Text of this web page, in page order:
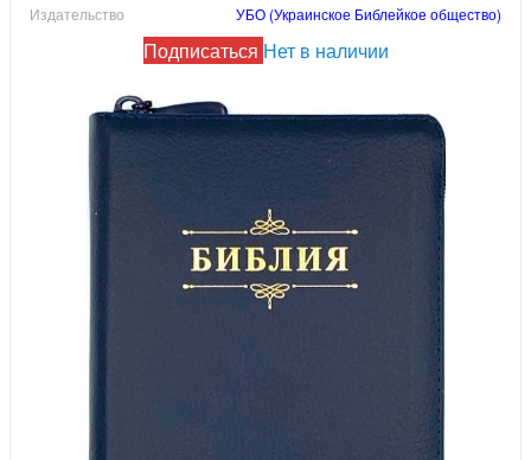
Издательство УБО (Украинское Библейкое общество)
Подписаться Нет в наличии